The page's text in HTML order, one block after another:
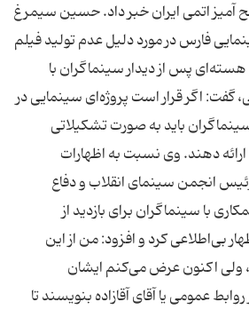
اتمی ایران خبر داد. حسین سیمرغ
فارس در مورد دلیل عدم تولید فیلم
هسته‌ای پس از دیدار سینماگران با
گفت: اگر قرار است پروژه‌ای سینمایی در
باید به صورت تشكیلاتی
ارائه دهند. وی نسبت به اظهارات
انجمن سینمای انقلاب و دفاع
با سینماگران برای بازدید از
بی‌اطلاعی كرد و افزود: من از این
اكنون عرض می‌كنم ایشان
عمومی یا آقای آقازاده بنویسند تا